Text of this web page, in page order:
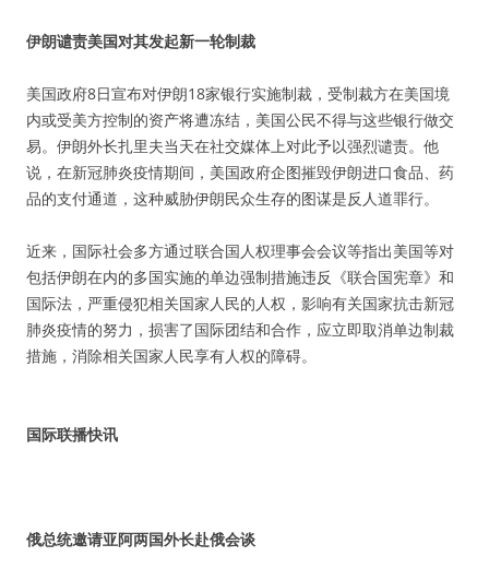
伊朗谴责美国对其发起新一轮制裁
美国政府8日宣布对伊朗18家银行实施制裁，受制裁方在美国境
内或受美方控制的资产将遭冻结，美国公民不得与这些银行做交
易。伊朗外长扎里夫当天在社交媒体上对此予以强烈谴责。他
说，在新冠肺炎疫情期间，美国政府企图摧毁伊朗进口食品、药
品的支付通道，这种威胁伊朗民众生存的图谋是反人道罪行。
近来，国际社会多方通过联合国人权理事会会议等指出美国等对
包括伊朗在内的多国实施的单边强制措施违反《联合国宪章》和
国际法，严重侵犯相关国家人民的人权，影响有关国家抗击新冠
肺炎疫情的努力，损害了国际团结和合作，应立即取消单边制裁
措施，消除相关国家人民享有人权的障碍。
国际联播快讯
俄总统邀请亚阿两国外长赴俄会谈